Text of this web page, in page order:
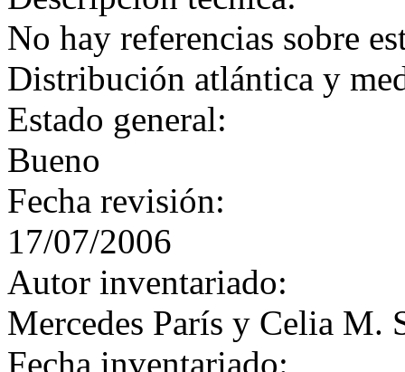
No hay referencias sobre
Distribución atlántica y
Estado general:
Bueno
Fecha revisión:
17/07/2006
Autor inventariado:
Mercedes París y Celia M.
Fecha inventariado: